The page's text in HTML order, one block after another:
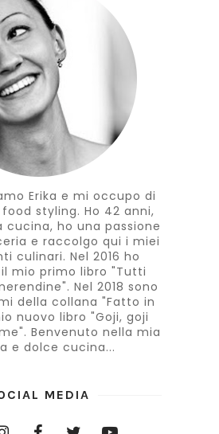
Erika e mi occupo di
styling. Ho 42 anni,
cucina, ho una passione
e raccolgo qui i miei
culinari. Nel 2016 ho
mio primo libro "Tutti
Nel 2018 sono
della collana "Fatto in
nuovo libro "Goji, goji
Benvenuto nella mia
e dolce cucina...
MEDIA